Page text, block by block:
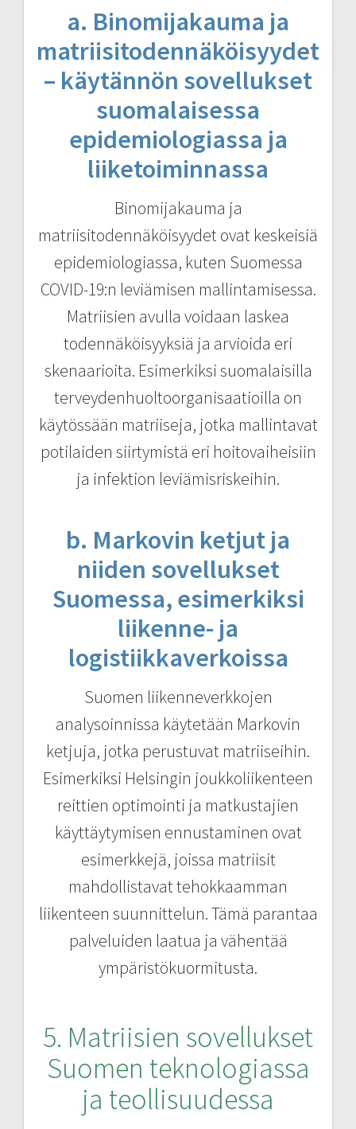
a. Binomijakauma ja
matriisitodennäköisyydet
– käytännön sovellukset
suomalaisessa
epidemiologiassa ja
liiketoiminnassa
Binomijakauma ja
matriisitodennäköisyydet ovat keskeisiä
epidemiologiassa, kuten Suomessa
COVID-19:n leviämisen mallintamisessa.
Matriisien avulla voidaan laskea
todennäköisyyksiä ja arvioida eri
skenaarioita. Esimerkiksi suomalaisilla
terveydenhuoltoorganisaatioilla on
käytössään matriiseja, jotka mallintavat
potilaiden siirtymistä eri hoitovaiheisiin
ja infektion leviämisriskeihin.
b. Markovin ketjut ja
niiden sovellukset
Suomessa, esimerkiksi
liikenne- ja
logistiikkaverkoissa
Suomen liikenneverkkojen
analysoinnissa käytetään Markovin
ketjuja, jotka perustuvat matriiseihin.
Esimerkiksi Helsingin joukkoliikenteen
reittien optimointi ja matkustajien
käyttäytymisen ennustaminen ovat
esimerkkejä, joissa matriisit
mahdollistavat tehokkaamman
liikenteen suunnittelun. Tämä parantaa
palveluiden laatua ja vähentää
ympäristökuormitusta.
5. Matriisien sovellukset
Suomen teknologiassa
ja teollisuudessa